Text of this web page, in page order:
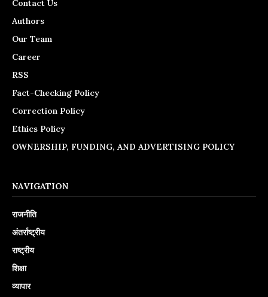
Contact Us
Authors
Our Team
Career
RSS
Fact-Checking Policy
Correction Policy
Ethics Policy
OWNERSHIP, FUNDING, AND ADVERTISING POLICY
NAVIGATION
राजनीति
अंतर्राष्ट्रीय
राष्ट्रीय
शिक्षा
व्यापार